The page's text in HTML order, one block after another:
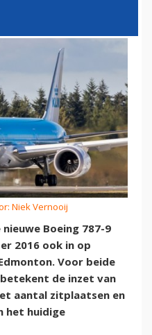
Niek Vernooij
nieuwe Boeing 787-9
2016 ook in op
Voor beide
de inzet van
aantal zitplaatsen en
het huidige